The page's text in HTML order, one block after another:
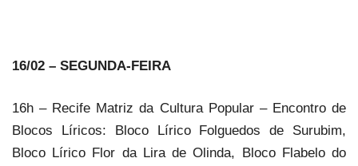
16/02 – SEGUNDA-FEIRA
16h – Recife Matriz da Cultura Popular – Encontro de
Blocos Líricos: Bloco Lírico Folguedos de Surubim,
Bloco Lírico Flor da Lira de Olinda, Bloco Flabelo do